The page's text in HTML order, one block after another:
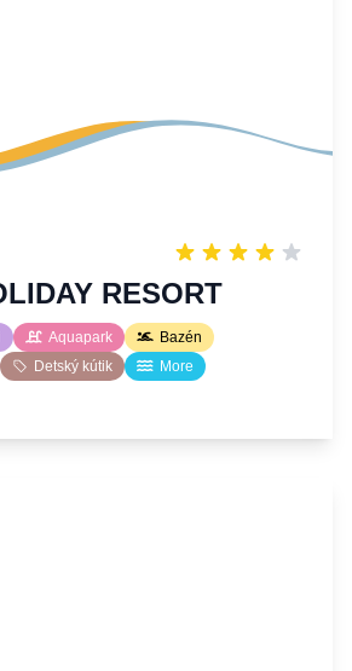
RESORT
Aquapark
Bazén
Detský kútik
More